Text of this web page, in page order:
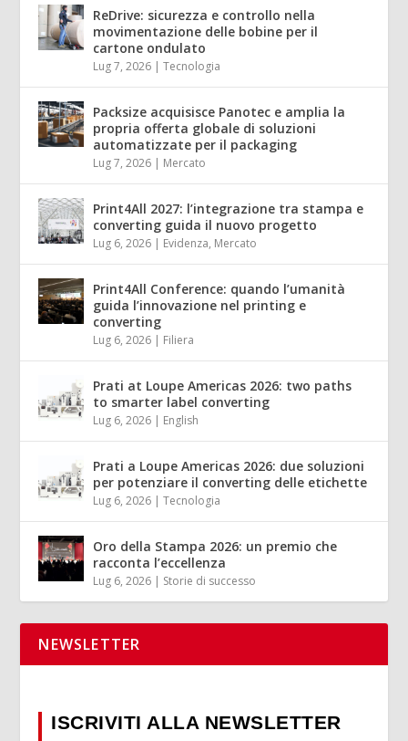
ReDrive: sicurezza e controllo nella
movimentazione delle bobine per il
cartone ondulato
Lug 7, 2026 |Tecnologia
Packsize acquisisce Panotec e amplia la
propria offerta globale di soluzioni
automatizzate per il packaging
Lug 7, 2026 | Mercato
Print4All 2027: l’integrazione tra stampa e
converting guida il nuovo progetto
Lug 6, 2026 | Evidenza, Mercato
Print4All Conference: quando l’umanità
guida l’innovazione nel printing e
converting
Lug 6, 2026 | Filiera
Prati at Loupe Americas 2026: two paths
to smarter label converting
Lug 6, 2026 | English
Prati a Loupe Americas 2026: due soluzioni
per potenziare il converting delle etichette
Lug 6, 2026 |Tecnologia
Oro della Stampa 2026: un premio che
racconta l’eccellenza
Lug 6, 2026 | Storie di successo
NEWSLETTER
ISCRIVITI ALLA NEWSLETTER